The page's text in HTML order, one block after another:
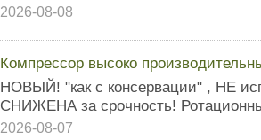
2026-08-08
Компрессор высоко
НОВЫЙ! "как с консервации" , НЕ
СНИЖЕНА за срочность!
2026-08-07